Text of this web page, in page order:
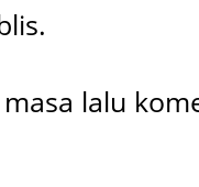
lalu